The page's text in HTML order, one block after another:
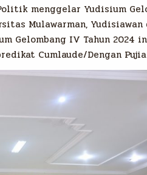
menggelar Yudisium
Mulawarman, Yudisiawan
Gelombang IV Tahun 2024
Cumlaude/Dengan